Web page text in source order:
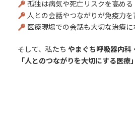
孤独は病気や死亡リスクを高める
人との会話やつながりが免疫力を
医療現場での会話も大切な治療に
そして、私たち やまぐち呼吸器内科
「人とのつながりを大切にする医療」